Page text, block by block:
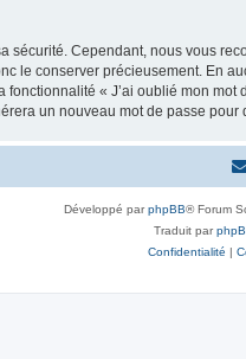
Cependant, nous vous
le conserver précieusement. En
« J’ai oublié mon
un nouveau mot de passe
Développé parphpBB® Forum
Traduit par
Confidentialité |